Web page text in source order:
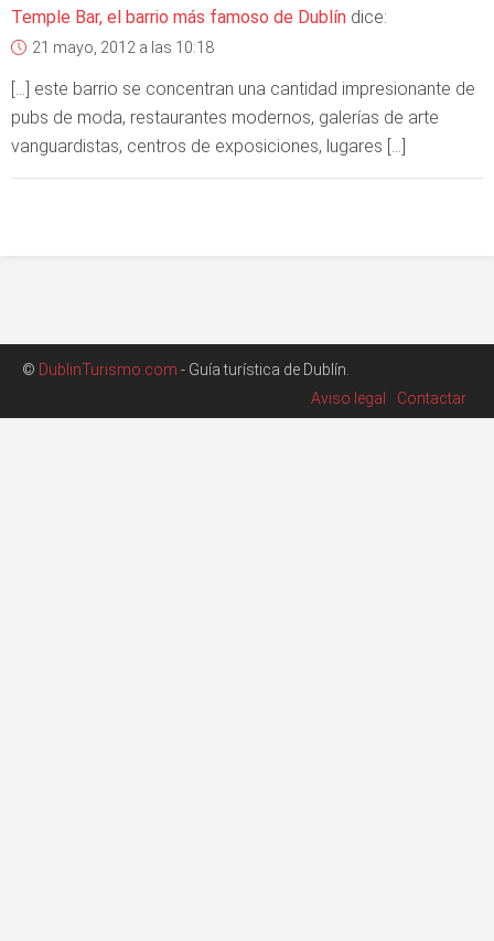
Temple Bar, el barrio más famoso de Dublín dice:
21 mayo, 2012 a las 10:18
[…] este barrio se concentran una cantidad impresionante de
pubs de moda, restaurantes modernos, galerías de arte
vanguardistas, centros de exposiciones, lugares […]
© DublinTurismo.com - Guía turística de Dublín.
Aviso legal
Contactar